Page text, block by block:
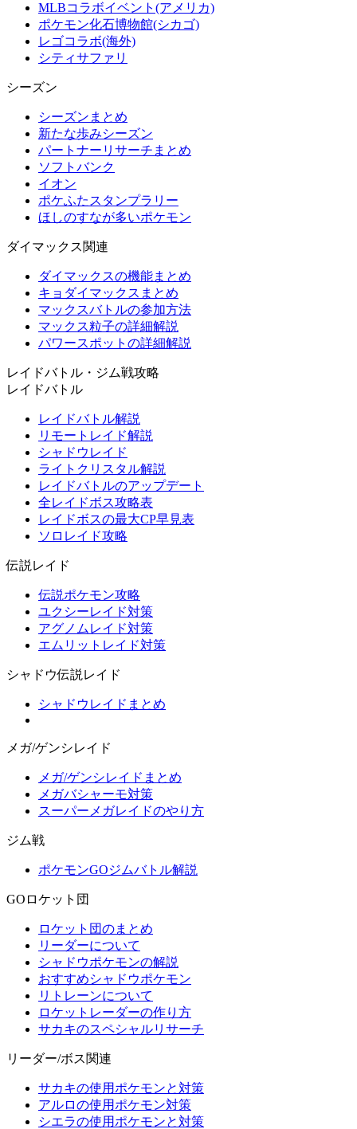
MLBコラボイベント(アメリカ)
ポケモン化石博物館(シカゴ)
レゴコラボ(海外)
シティサファリ
シーズン
シーズンまとめ
新たな歩みシーズン
パートナーリサーチまとめ
ソフトバンク
イオン
ポケふたスタンプラリー
ほしのすなが多いポケモン
ダイマックス関連
ダイマックスの機能まとめ
キョダイマックスまとめ
マックスバトルの参加方法
マックス粒子の詳細解説
パワースポットの詳細解説
レイドバトル・ジム戦攻略
レイドバトル
レイドバトル解説
リモートレイド解説
シャドウレイド
ライトクリスタル解説
レイドバトルのアップデート
全レイドボス攻略表
レイドボスの最大CP早見表
ソロレイド攻略
伝説レイド
伝説ポケモン攻略
ユクシーレイド対策
アグノムレイド対策
エムリットレイド対策
シャドウ伝説レイド
シャドウレイドまとめ
メガ/ゲンシレイド
メガ/ゲンシレイドまとめ
メガバシャーモ対策
スーパーメガレイドのやり方
ジム戦
ポケモンGOジムバトル解説
GOロケット団
ロケット団のまとめ
リーダーについて
シャドウポケモンの解説
おすすめシャドウポケモン
リトレーンについて
ロケットレーダーの作り方
サカキのスペシャルリサーチ
リーダー/ボス関連
サカキの使用ポケモンと対策
アルロの使用ポケモン対策
シエラの使用ポケモンと対策